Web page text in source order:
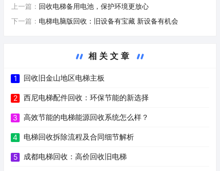
上一篇： 回收电梯备用电池，保护环境更放心
下一篇： 电梯电脑版回收：旧设备有宝藏 新设备有机会
相关文章
1 回收旧金山地区电梯主板
2 西尼电梯配件回收：环保节能的新选择
3 高效节能的电梯能源回收系统怎么样？
4 电梯回收拆除流程及合同细节解析
5 成都电梯回收：高价回收旧电梯